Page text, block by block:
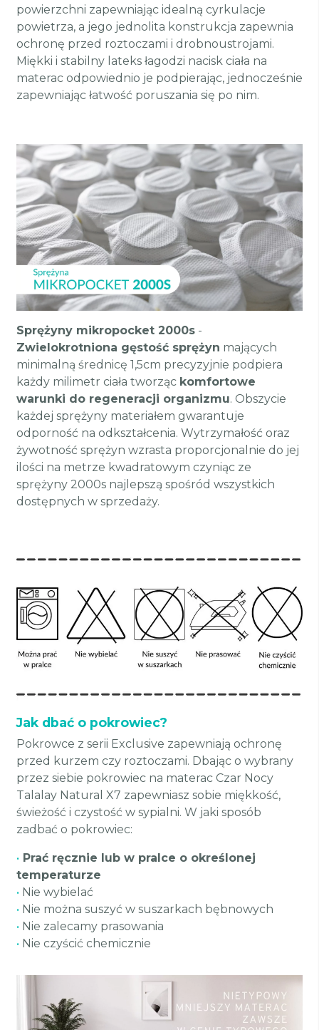
powierzchni zapewniając idealną cyrkulacje
powietrza, a jego jednolita konstrukcja zapewnia
ochronę przed roztoczami i drobnoustrojami.
Miękki i stabilny lateks łagodzi nacisk ciała na
materac odpowiednio je podpierając, jednocześnie
zapewniając łatwość poruszania się po nim.
Sprężyny mikropocket 2000s -
Zwielokrotniona gęstość sprężyn mających
minimalną średnicę 1,5cm precyzyjnie podpiera
każdy milimetr ciała tworząc komfortowe
warunki do regeneracji organizmu. Obszycie
każdej sprężyny materiałem gwarantuje
odporność na odkształcenia. Wytrzymałość oraz
żywotność sprężyn wzrasta proporcjonalnie do jej
ilości na metrze kwadratowym czyniąc ze
sprężyny 2000s najlepszą spośród wszystkich
dostępnych w sprzedaży.
Jak dbać o pokrowiec?
Pokrowce z serii Exclusive zapewniają ochronę
przed kurzem czy roztoczami. Dbając o wybrany
przez siebie pokrowiec na materac Czar Nocy
Talalay Natural X7 zapewniasz sobie miękkość,
świeżość i czystość w sypialni. W jaki sposób
zadbać o pokrowiec:
• Prać ręcznie lub w pralce o określonej
temperaturze
• Nie wybielać
• Nie można suszyć w suszarkach bębnowych
• Nie zalecamy prasowania
• Nie czyścić chemicznie